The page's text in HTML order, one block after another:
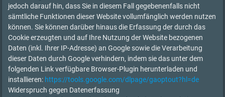
jedoch darauf hin, dass Sie in diesem Fall gegebenenfalls nicht
sämtliche Funktionen dieser Website vollumfänglich werden nutzen
können. Sie können darüber hinaus die Erfassung der durch das
Cookie erzeugten und auf Ihre Nutzung der Website bezogenen
Daten (inkl. Ihrer IP-Adresse) an Google sowie die Verarbeitung
dieser Daten durch Google verhindern, indem sie das unter dem
folgenden Link verfügbare Browser-Plugin herunterladen und
installieren: https://tools.google.com/dlpage/gaoptout?hl=de
Widerspruch gegen Datenerfassung